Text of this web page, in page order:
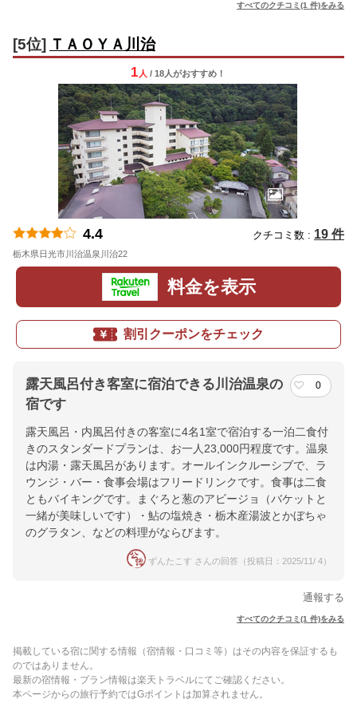
すべてのクチコミ(1 件)をみる
[5位] ＴＡＯＹＡ川治
1 人 / 18人がおすすめ！
4.4 クチコミ数 : 19 件
栃木県日光市川治温泉川治22
料金を表示
割引クーポンをチェック
露天風呂付き客室に宿泊できる川治温泉の
宿です
0
露天風呂・内風呂付きの客室に4名1室で宿泊する一泊二食付
きのスタンダードプランは、お一人23,000円程度です。温泉
は内湯・露天風呂があります。オールインクルーシブで、ラ
ウンジ・バー・食事会場はフリードリンクです。食事は二食
ともバイキングです。まぐろと葱のアビージョ（バケットと
一緒が美味しいです）・鮎の塩焼き・栃木産湯波とかぼちゃ
のグラタン、などの料理がならびます。
ずんたこす さんの回答（投稿日：2025/11/ 4）
通報する
すべてのクチコミ(1 件)をみる
掲載している宿に関する情報（宿情報・口コミ等）はその内容を保証するも
のではありません。
最新の宿情報・プラン情報は楽天トラベルにてご確認ください。
本ページからの旅行予約ではGポイントは加算されません。